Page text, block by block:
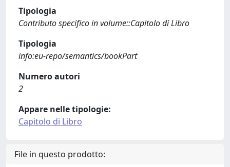
Tipologia
Contributo specifico in volume::Capitolo di Libro
Tipologia
info:eu-repo/semantics/bookPart
Numero autori
2
Appare nelle tipologie:
Capitolo di Libro
File in questo prodotto: